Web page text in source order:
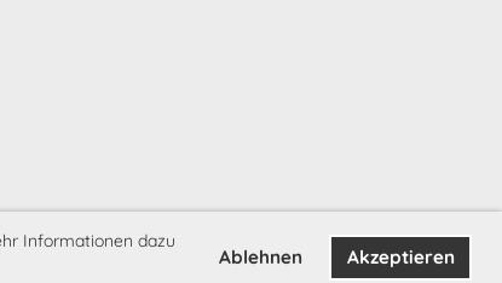
Informationen dazu
Ablehnen Akzeptieren